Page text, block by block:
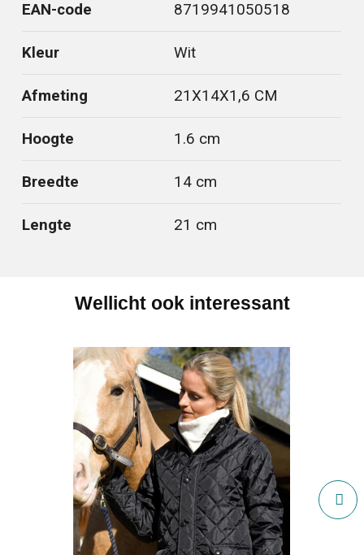
EAN-code 8719941050518
Kleur Wit
Afmeting 21X14X1,6 CM
Hoogte 1.6 cm
Breedte 14 cm
Lengte 21 cm
Wellicht ook interessant